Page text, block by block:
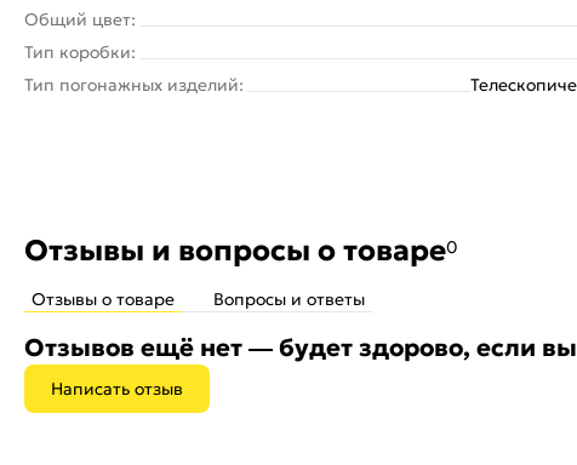
Общий цвет:
Тип коробки:
Тип погонажных изделий:
Отзывы и вопросы о товаре0
Отзывы о товаре Вопросы и ответы
Отзывов ещё нет — будет здорово, если
Написать отзыв